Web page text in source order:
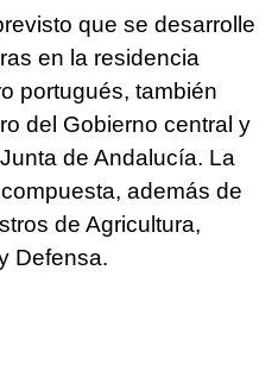
que se desarrolle
en la residencia
portugués, también
del Gobierno central y
de Andalucía. La
además de
de Agricultura,
Defensa.